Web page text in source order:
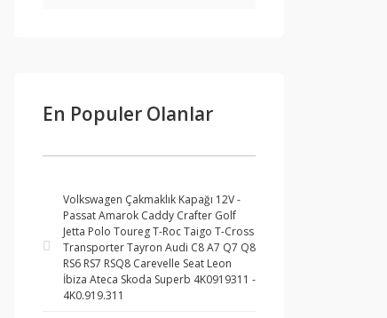
En Populer Olanlar
Volkswagen Çakmaklık Kapağı 12V -
Passat Amarok Caddy Crafter Golf
Jetta Polo Toureg T-Roc Taigo T-Cross
Transporter Tayron Audi C8 A7 Q7 Q8
RS6 RS7 RSQ8 Carevelle Seat Leon
İbiza Ateca Skoda Superb 4K0919311 -
4K0.919.311